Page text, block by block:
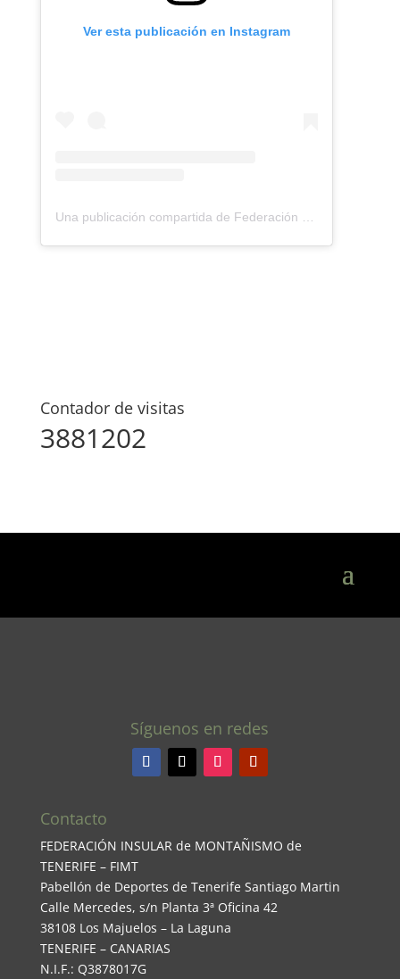
Ver esta publicación en Instagram
Una publicación compartida de Federación Montañismo Tenerife (@federacion_montanismo_tenerife)
Contador de visitas
3881202
Síguenos en redes
Contacto
FEDERACIÓN INSULAR de MONTAÑISMO de
TENERIFE – FIMT
Pabellón de Deportes de Tenerife Santiago Martin
Calle Mercedes, s/n Planta 3ª Oficina 42
38108 Los Majuelos – La Laguna
TENERIFE – CANARIAS
N.I.F.: Q3878017G